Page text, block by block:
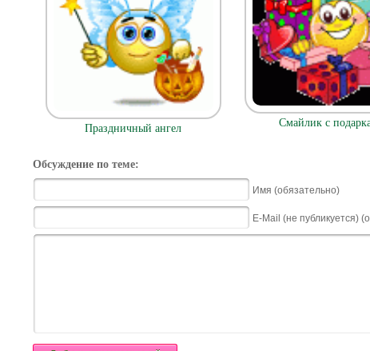
Праздничный ангел Смайлик с
Обсуждение по теме:
Имя (обязательно)
E-Mail (не публикуется)